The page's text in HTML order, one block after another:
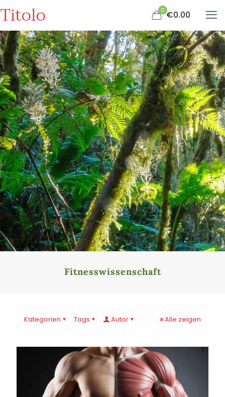
Titolo 0 €0.00
Fitnesswissenschaft
Kategorien Tags Autor Alle zeigen